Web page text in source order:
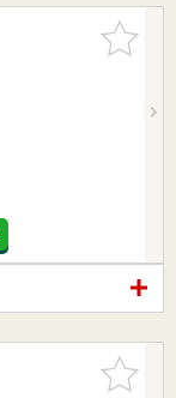
お気に入
りに追加
お気に入
りに追加